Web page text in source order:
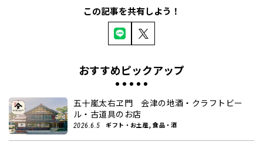
この記事を共有しよう！
おすすめピックアップ
五十嵐太右ヱ門 会津の地酒・クラフトビー
ル・古道具のお店
2026.6.5 ギフト・お土産, 食品・酒